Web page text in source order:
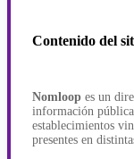
Contenido del
Nomloop es un
información
establecimientos
presentes en